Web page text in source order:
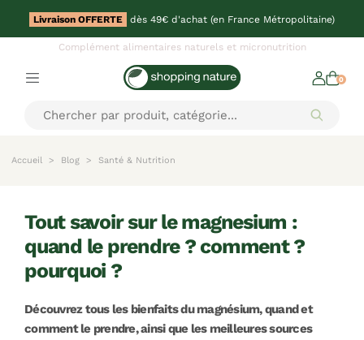
Livraison OFFERTE dès 49€ d'achat (en France Métropolitaine)
Complément alimentaires naturels et micronutrition
0
Accueil Blog Santé & Nutrition
tout savoir sur le magnesium :
quand le prendre ? comment ?
pourquoi ?
Découvrez tous les bienfaits du magnésium, quand et
comment le prendre, ainsi que les meilleures sources